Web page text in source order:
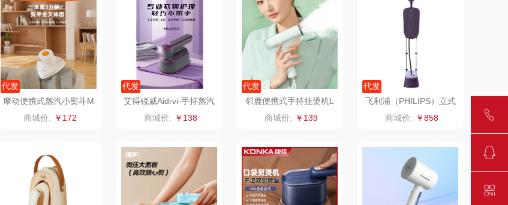
理商）
八方礼 云上布拉 片仔癀 山本
夏普SHARP 东方沁 绽家 HOLOHOLO 途柏丽TOBERLIR
大嘴猴（杯壶厨具
雨伞）
觅菓 MOVA YOTTOY
非一FETANA 乐扣乐扣（家居/
袋）
宝堂马氏铺子
唯宝 纺王 万象
（线下款）
纽曼Newmine 佳帮手 罗莱 超柔床品 三只松鼠（代理
商）
可口可乐Coca Col 十二夏天 百草味（代理商） LUING BOX
代发
摩动便携式蒸汽小熨斗M
D-SR02B
商城价: ￥172
代发
艾得锐威Aidrvi-手持蒸汽
熨烫机ADR-601
商城价: ￥138
代发
邻鹿便携式手持挂烫机L
RF-301
商城价: ￥139
代发
飞利浦（PHILIPS）立式
挂烫机STE3160
商城价: ￥858